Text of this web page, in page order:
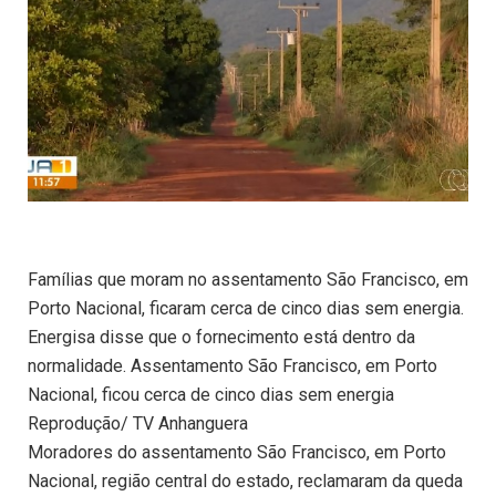
Famílias que moram no assentamento São Francisco, em
Porto Nacional, ficaram cerca de cinco dias sem energia.
Energisa disse que o fornecimento está dentro da
normalidade. Assentamento São Francisco, em Porto
Nacional, ficou cerca de cinco dias sem energia
Reprodução/ TV Anhanguera
Moradores do assentamento São Francisco, em Porto
Nacional, região central do estado, reclamaram da queda